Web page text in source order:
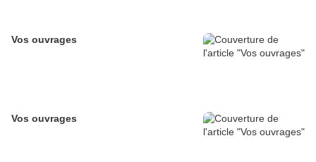
Vos ouvrages
Vos ouvrages